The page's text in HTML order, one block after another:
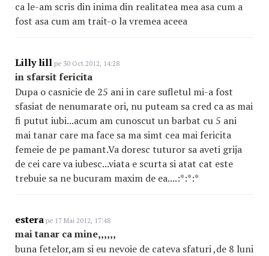
ca le-am scris din inima din realitatea mea asa cum a
fost asa cum am trait-o la vremea aceea
Lilly lill pe 30 Oct 2012, 14:28
in sfarsit fericita
Dupa o casnicie de 25 ani in care sufletul mi-a fost
sfasiat de nenumarate ori, nu puteam sa cred ca as mai
fi putut iubi...acum am cunoscut un barbat cu 5 ani
mai tanar care ma face sa ma simt cea mai fericita
femeie de pe pamant.Va doresc tuturor sa aveti grija
de cei care va iubesc...viata e scurta si atat cat este
trebuie sa ne bucuram maxim de ea....:*:*:*
estera pe 17 Mai 2012, 17:48
mai tanar ca mine,,,,,,
buna fetelor,am si eu nevoie de cateva sfaturi ,de 8 luni